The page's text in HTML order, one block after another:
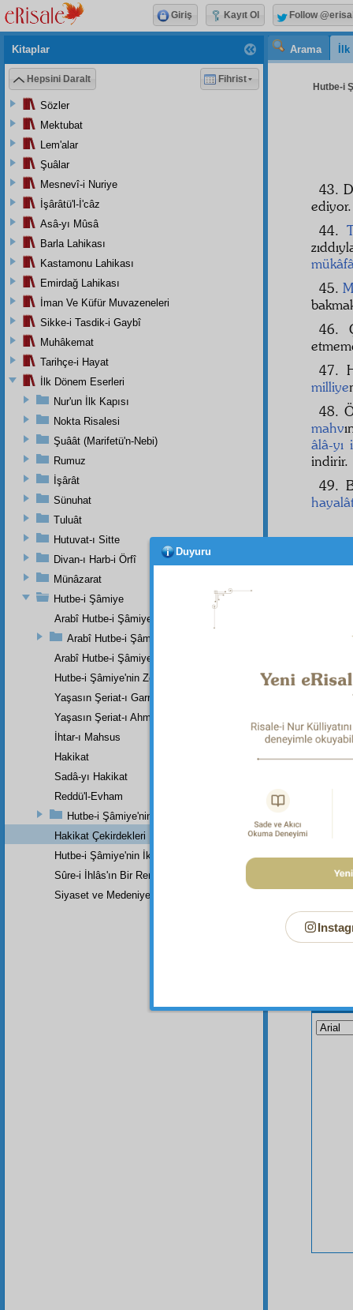
Arama
Hutbe-i
43.
44.
45.
46.
47.
milliye
48.
mahv
âlâ-yı
indirir.
49.
"Her
52.
Sırp
milyon
Kitaplar
Hepsini Daralt Fihrist
Sözler
Mektubat
Lem'alar
Şuâlar
Mesnevî-i Nuriye
İşârâtü'l-İ'câz
Asâ-yı Mûsâ
Barla Lahikası
Kastamonu Lahikası
Emirdağ Lahikası
İman Ve Küfür Muvazeneleri
Sikke-i Tasdik-i Gaybî
Muhâkemat
Tarihçe-i Hayat
İlk Dönem Eserleri
Nur'un İlk Kapısı
Nokta Risalesi
Şuâât (Marifetü'n-Nebi)
Rumuz
İşârât
Sünuhat
Tuluât
Hutuvat-ı Sitte
Divan-ı Harb-i Örfî
Münâzarat
Hutbe-i Şâmiye
Arabî Hutbe-i Şâmiye'nin Mukaddemesi
Arabî Hutbe-i Şâmiye Eserinin Tercümesi
Arabî Hutbe-i Şâmiye'nin Zeylinin Kısa Bir Tercümesi
Hutbe-i Şâmiye'nin Zeylinin Zeyli
Yaşasın Şeriat-ı Garrâ
Yaşasın Şeriat-ı Ahmedî (a.s.m.)
İhtar-ı Mahsus
Hakikat
Sadâ-yı Hakikat
Reddü'l-Evham
Hutbe-i Şâmiye'nin Birinci Zeylinin Zeylinden Son Parçadır
Hakikat Çekirdekleri
Hutbe-i Şâmiye'nin İkinci Zeylinin İkinci Kısmı
Sûre-i İhlâs'ın Bir Remzi
Siyaset ve Medeniyetle İlgili Cevaplar
Giriş Kayıt Ol Follow
Duyuru